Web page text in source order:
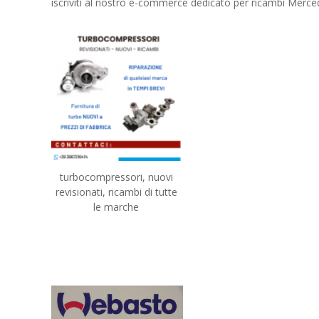
turbocompressori, nuovi
revisionati, ricambi di tutte
le marche